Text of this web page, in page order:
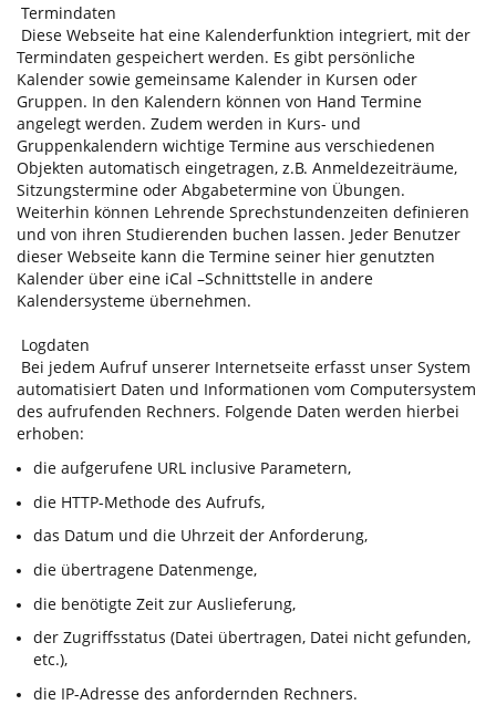
Termindaten
Diese Webseite hat eine Kalenderfunktion integriert, mit der
Termindaten gespeichert werden. Es gibt persönliche
Kalender sowie gemeinsame Kalender in Kursen oder
Gruppen. In den Kalendern können von Hand Termine
angelegt werden. Zudem werden in Kurs- und
Gruppenkalendern wichtige Termine aus verschiedenen
Objekten automatisch eingetragen, z.B. Anmeldezeiträume,
Sitzungstermine oder Abgabetermine von Übungen.
Weiterhin können Lehrende Sprechstundenzeiten definieren
und von ihren Studierenden buchen lassen. Jeder Benutzer
dieser Webseite kann die Termine seiner hier genutzten
Kalender über eine iCal –Schnittstelle in andere
Kalendersysteme übernehmen.
Logdaten
Bei jedem Aufruf unserer Internetseite erfasst unser System
automatisiert Daten und Informationen vom Computersystem
des aufrufenden Rechners. Folgende Daten werden hierbei
erhoben:
die aufgerufene URL inclusive Parametern,
die HTTP-Methode des Aufrufs,
das Datum und die Uhrzeit der Anforderung,
die übertragene Datenmenge,
die benötigte Zeit zur Auslieferung,
der Zugriffsstatus (Datei übertragen, Datei nicht gefunden,
etc.),
die IP-Adresse des anfordernden Rechners.